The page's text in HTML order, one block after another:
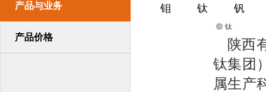
产品与业务
产品价格
钼 钛 钒
钛
陕西
钛集团
属生产